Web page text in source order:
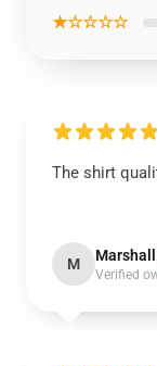
★☆☆☆☆
The shirt
M Marshall
Verified